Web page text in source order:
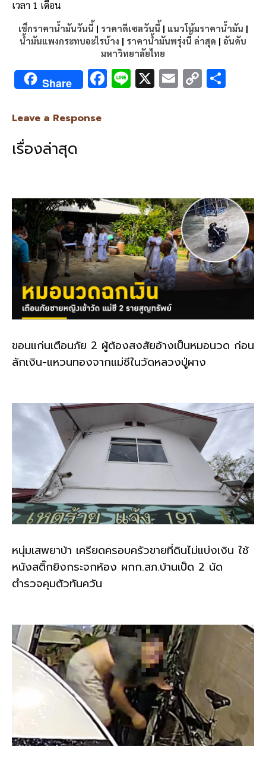
เวลา 1 เดือน
เช็กราคาน้ำมันวันนี้ | ราคาดีเซลวันนี้ | แนวโน้มราคาน้ำมัน |
น้ำมันแพงกระทบอะไรบ้าง | ราคาน้ำมันพรุ่งนี้ ล่าสุด | อันดับ
มหาวิทยาลัยไทย
Share F
k
Li X E C
Leave a Response
เรื่องล่าสุด
ขอนแก่นเตือนภัย 2 ผู้ต้องสงสัยอ้างเป็นหมอนวด ก่อน
ลักเงิน-แหวนทองจากแม่ชีในวัดหลวงปู่ผาง
หนุ่มเสพยาบ้า เครียดครอบครัวขายที่ดินไม่แบ่งเงิน ใช้
หนังสติ๊กยิงกระจกห้อง ผกก.สภ.บ้านเป็ด 2 นัด
ตำรวจคุมตัวทันควัน